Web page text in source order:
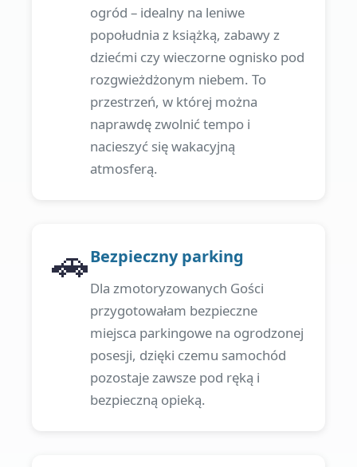
ogród – idealny na leniwe
popołudnia z książką, zabawy z
dziećmi czy wieczorne ognisko pod
rozgwieżdżonym niebem. To
przestrzeń, w której można
naprawdę zwolnić tempo i
nacieszyć się wakacyjną
atmosferą.
🚗Bezpieczny parking
Dla zmotoryzowanych Gości
przygotowałam bezpieczne
miejsca parkingowe na ogrodzonej
posesji, dzięki czemu samochód
pozostaje zawsze pod ręką i
bezpieczną opieką.